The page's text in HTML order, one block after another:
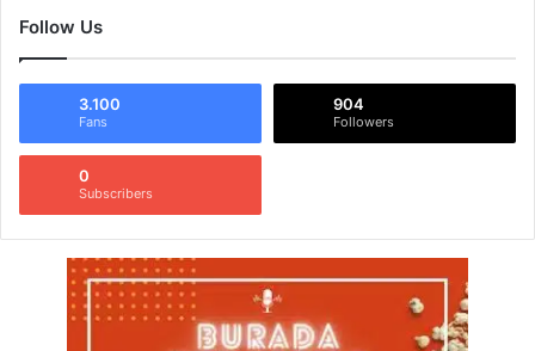
Follow Us
3.100
Fans
904
Followers
0
Subscribers